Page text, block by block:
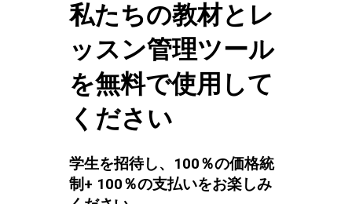
私たちの教材とレ
ッスン管理ツール
を無料で使用して
ください
学生を招待し、100％の価格統
制+ 100％の支払いをお楽しみ